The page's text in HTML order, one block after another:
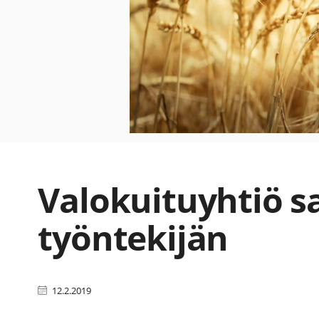
Valokuituyhtiö
työntekijän
12.2.2019